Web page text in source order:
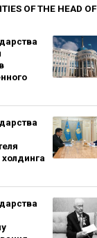
OF THE HEAD OF